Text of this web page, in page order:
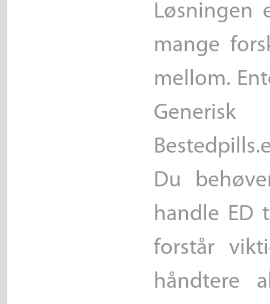
Løsningen
mange
mellom.
Du
handle ED
forstår
håndtere